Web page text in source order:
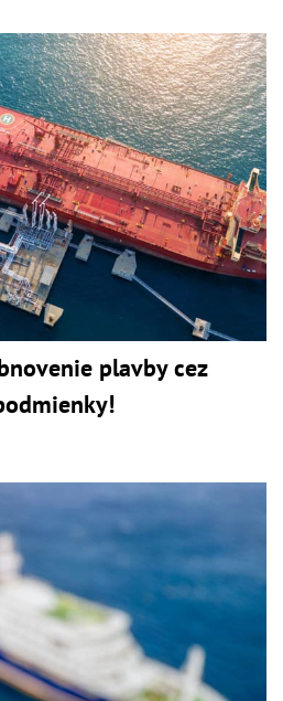
plavby cez